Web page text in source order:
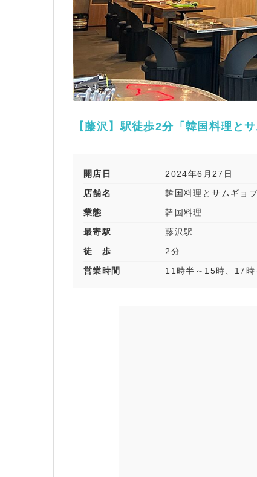
【藤沢】駅徒歩2分「韓国料理と
開店日
2024年6月27日
店舗名
韓国料理とサムギョ
業態
韓国料理
最寄駅
藤沢駅
徒 歩
2分
営業時間
11時半～15時、17時